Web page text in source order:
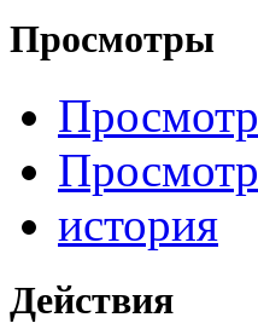
Просмотры
Просмотр
Просмотр
история
Действия